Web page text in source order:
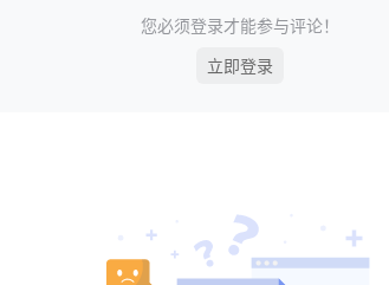
您必须登录才能参与评论！
立即登录